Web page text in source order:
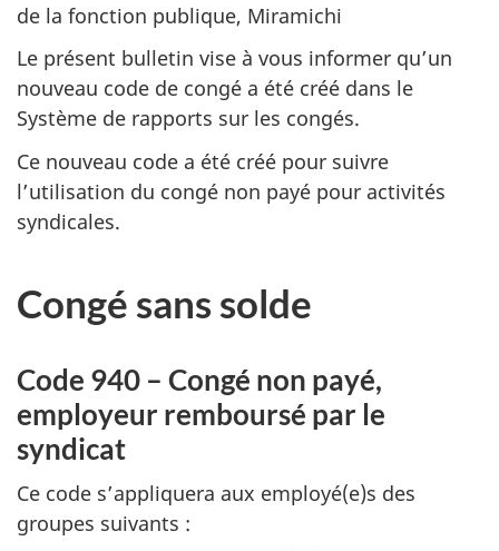
de la fonction publique, Miramichi
Le présent bulletin vise à vous informer qu’un
nouveau code de congé a été créé dans le
Système de rapports sur les congés.
Ce nouveau code a été créé pour suivre
l’utilisation du congé non payé pour activités
syndicales.
Congé sans solde
Code 940 – Congé non payé,
employeur remboursé par le
syndicat
Ce code s’appliquera aux employé(e)s des
groupes suivants :